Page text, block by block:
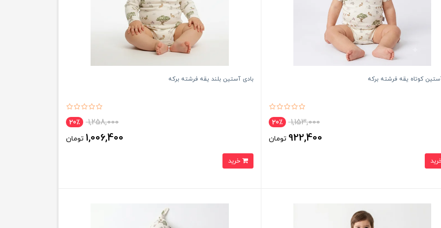
کوتاه یقه فرشته برکه
1,153,000 20٪
922,400 تومان
بادی آستین بلند یقه فرشته برکه
1,258,000 20٪
1,006,400 تومان
خرید